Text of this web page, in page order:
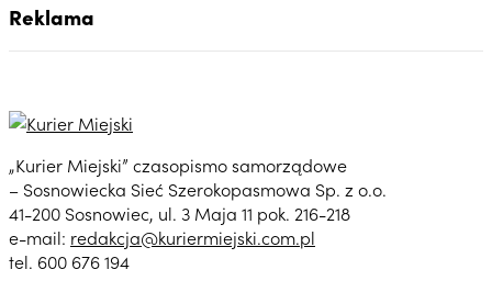
Reklama
„Kurier Miejski” czasopismo samorządowe
– Sosnowiecka Sieć Szerokopasmowa Sp. z o.o.
41-200 Sosnowiec, ul. 3 Maja 11 pok. 216-218
e-mail: redakcja@kuriermiejski.com.pl
tel. 600 676 194